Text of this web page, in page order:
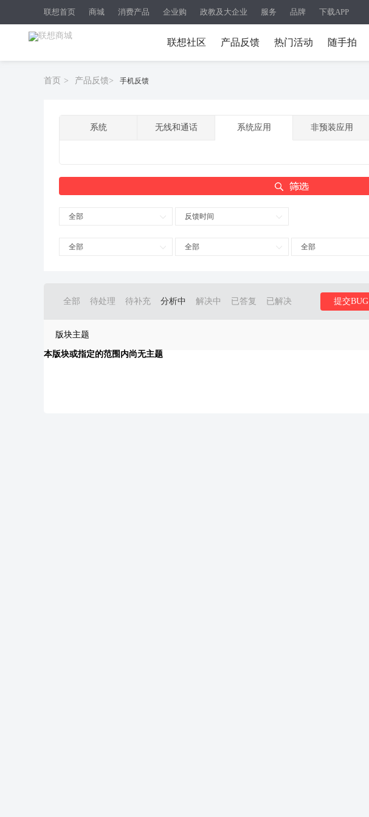
联想首页 商城 消费产品 企业购 政教及大企业 服务 品牌 下载APP
联想社区 产品反馈 热门活动 随手拍
首页 > 产品反馈> 手机反馈
系统 无线和通话 系统应用 非预装应用
全部 反馈时间
全部 全部 全部
全部 待处理 待补充 分析中 解决中 已答复 已解决 提交BUG
版块主题
本版块或指定的范围内尚无主题